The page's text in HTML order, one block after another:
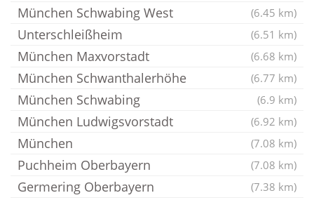
München Schwabing West (6.45 km)
Unterschleißheim (6.51 km)
München Maxvorstadt (6.68 km)
München Schwanthalerhöhe (6.77 km)
München Schwabing (6.9 km)
München Ludwigsvorstadt (6.92 km)
München (7.08 km)
Puchheim Oberbayern (7.08 km)
Germering Oberbayern (7.38 km)